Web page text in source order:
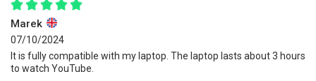
Marek
07/10/2024
It is fully compatible with my laptop. The laptop lasts about 3 hours
to watch YouTube.